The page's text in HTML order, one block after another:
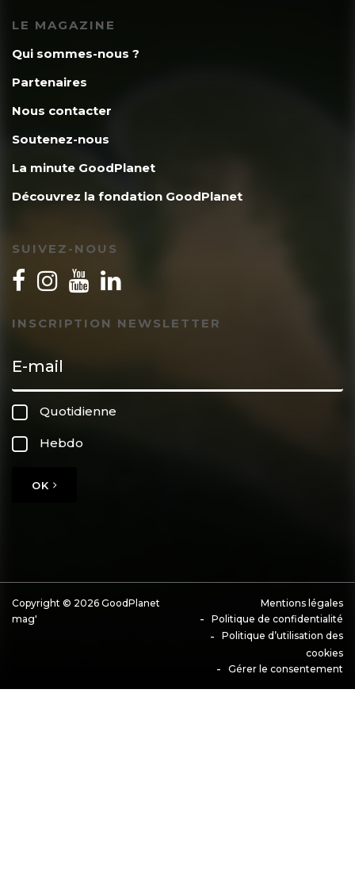
LE MAGAZINE
Qui sommes-nous ?
Partenaires
Nous contacter
Soutenez-nous
La minute GoodPlanet
Découvrez la fondation GoodPlanet
SUIVEZ-NOUS
INSCRIPTION NEWSLETTER
Quotidienne
Hebdo
OK
Copyright © 2026 GoodPlanet
mag'
Mentions légales
Politique de confidentialité
Politique d’utilisation des
cookies
Gérer le consentement